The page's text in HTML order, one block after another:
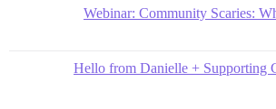
Webinar: Community Scaries:
Hello from Danielle + Supporting